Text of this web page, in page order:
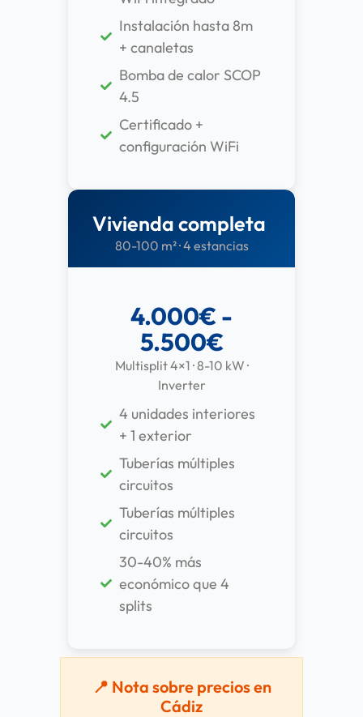
Instalación hasta 8m
+ canaletas
Bomba de calor SCOP
4.5
Certificado +
configuración WiFi
Vivienda completa
80-100 m² · 4 estancias
4.000€ -
5.500€
Multisplit 4×1 · 8-10 kW ·
Inverter
4 unidades interiores
+ 1 exterior
Tuberías múltiples
circuitos
Tuberías múltiples
circuitos
30-40% más
económico que 4
splits
📍 Nota sobre precios en
Cádiz